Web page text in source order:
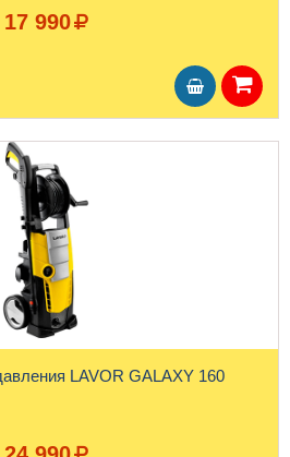
17 990
LAVOR GALAXY 160